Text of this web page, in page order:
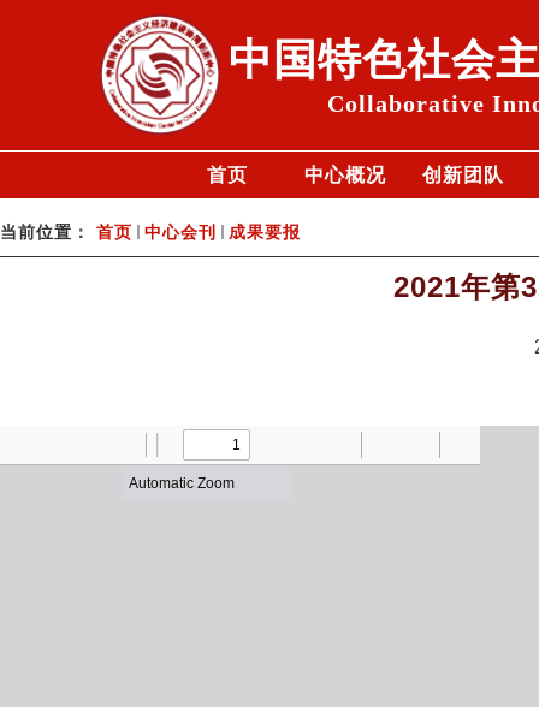
中国特色社会
Collaborative
首页 中心概况 创新团队
当前位置： 首页 中心会刊 成果要报
2021年第